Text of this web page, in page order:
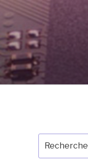
pour
: